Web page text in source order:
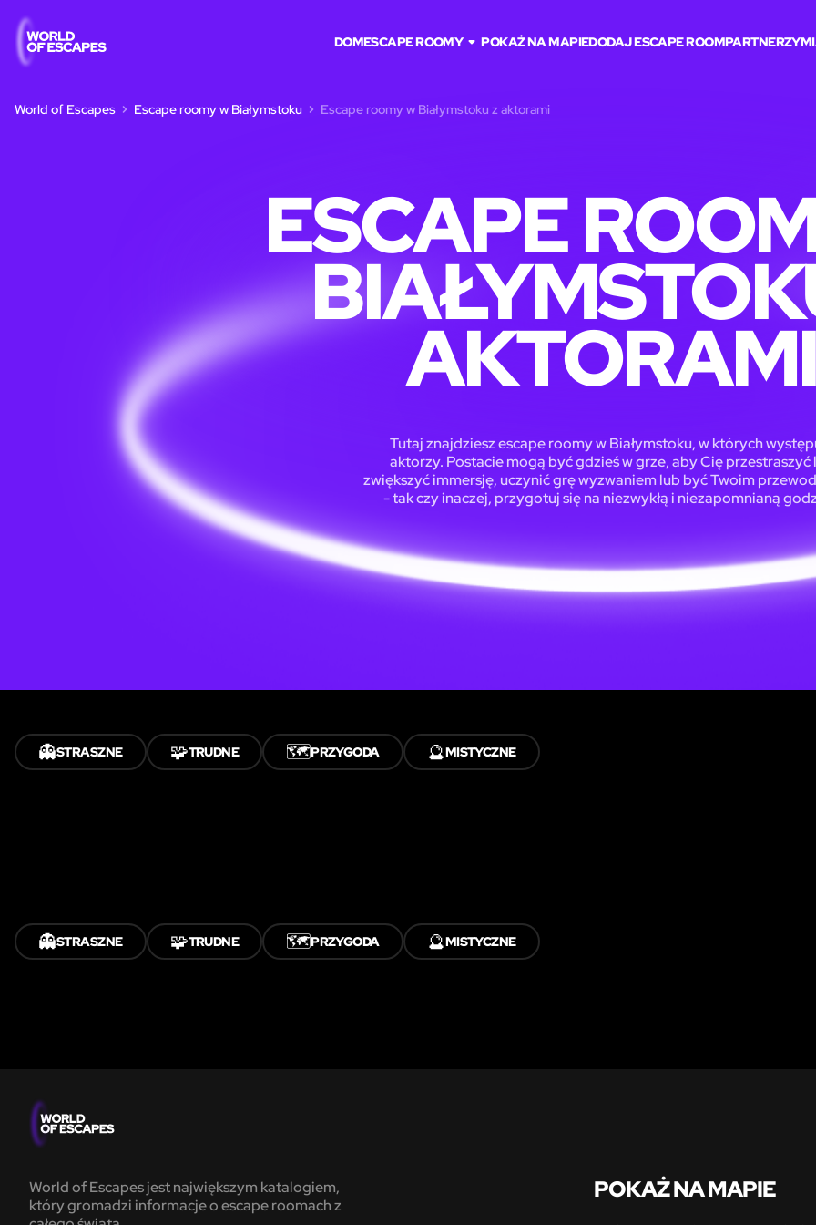
DOMESCAPE ROOMY POKAŻ NA MAPIEDODAJ ESCAPE ROOMPARTNERZY
World of Escapes Escape roomy w Białymstoku Escape roomy w Białymstoku z aktorami
ESCAPE
AKTORAMI
Tutaj znajdziesz escape roomy w Białymstoku, w których
aktorzy. Postacie mogą być gdzieś w grze, aby Cię przestraszyć
zwiększyć immersję, uczynić grę wyzwaniem lub być Twoim
- tak czy inaczej, przygotuj się na niezwykłą i niezapomnianą
👻STRASZNE 🧩TRUDNE 🗺️PRZYGODA 🔮MISTYCZNE
👻STRASZNE 🧩TRUDNE 🗺️PRZYGODA 🔮MISTYCZNE
World of Escapes jest największym katalogiem,
który gromadzi informacje o escape roomach z
POKAŻ NA MAPIE